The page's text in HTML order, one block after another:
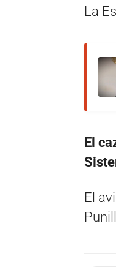
La
El
El